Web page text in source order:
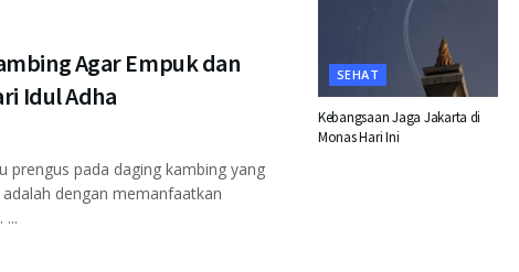
Agar Empuk dan
Idul Adha
prengus pada daging kambing yang
dengan memanfaatkan
SEHAT
Kebangsaan Jaga Jakarta di
Monas Hari Ini